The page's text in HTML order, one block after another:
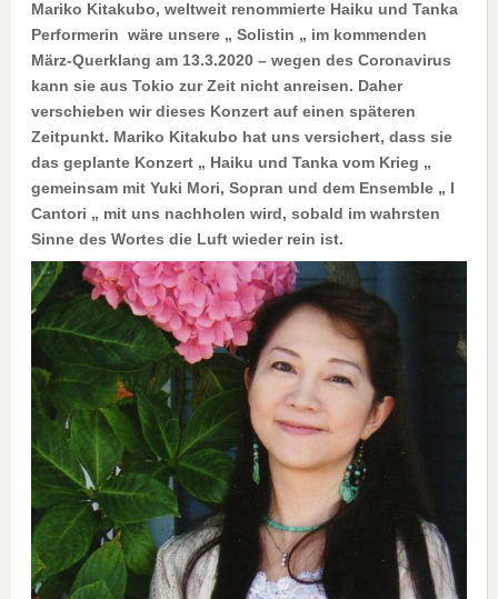
Mariko Kitakubo, weltweit renommierte Haiku und Tanka
Performerin wäre unsere „ Solistin „ im kommenden
März-Querklang am 13.3.2020 – wegen des Coronavirus
kann sie aus Tokio zur Zeit nicht anreisen. Daher
verschieben wir dieses Konzert auf einen späteren
Zeitpunkt. Mariko Kitakubo hat uns versichert, dass sie
das geplante Konzert „ Haiku und Tanka vom Krieg „
gemeinsam mit Yuki Mori, Sopran und dem Ensemble „ I
Cantori „ mit uns nachholen wird, sobald im wahrsten
Sinne des Wortes die Luft wieder rein ist.